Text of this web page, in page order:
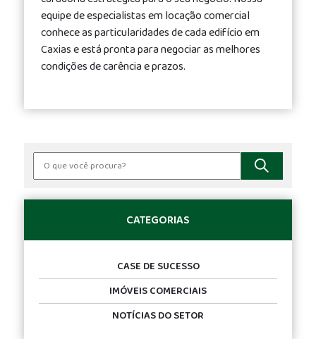
equipe de especialistas em locação comercial
conhece as particularidades de cada edifício em
Caxias e está pronta para negociar as melhores
condições de carência e prazos.
CATEGORIAS
CASE DE SUCESSO
IMÓVEIS COMERCIAIS
NOTÍCIAS DO SETOR